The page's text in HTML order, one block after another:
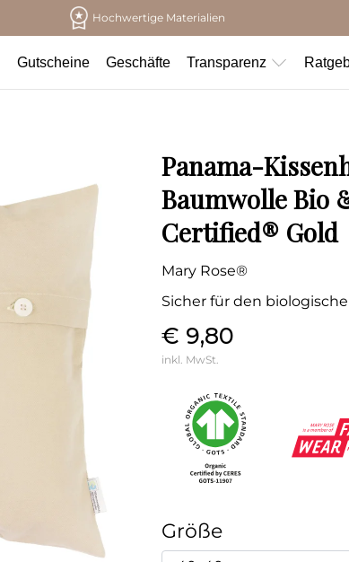
Hochwertige Materialien
Gutscheine Geschäfte Transparenz
Panama-
Baumwolle Bio
Certified® Gold
Mary Rose®
Sicher für den
€ 9,80
inkl. MwSt.
Größe